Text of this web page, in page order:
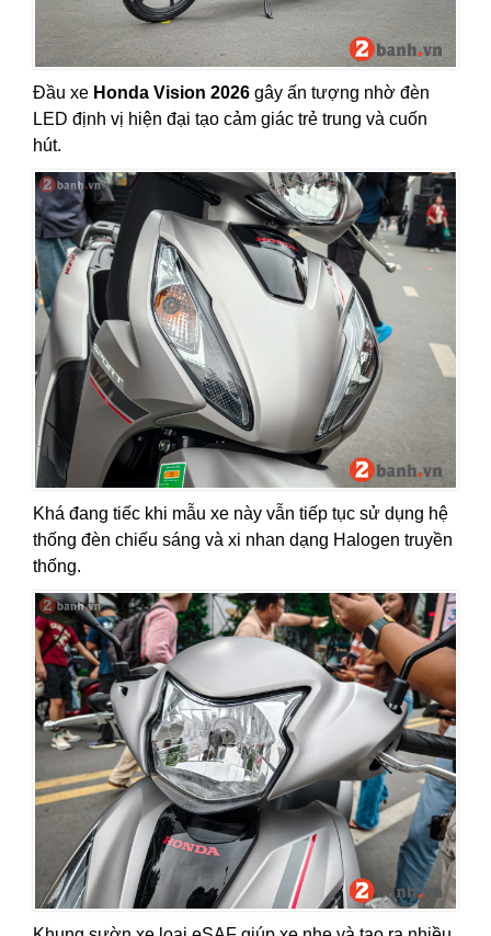
Đầu xe Honda Vision 2026 gây ấn tượng nhờ đèn
LED định vị hiện đại tạo cảm giác trẻ trung và cuốn
hút.
Khá đang tiếc khi mẫu xe này vẫn tiếp tục sử dụng hệ
thống đèn chiếu sáng và xi nhan dạng Halogen truyền
thống.